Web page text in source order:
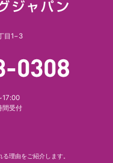
目1−3
間受付
理由をご紹介します。